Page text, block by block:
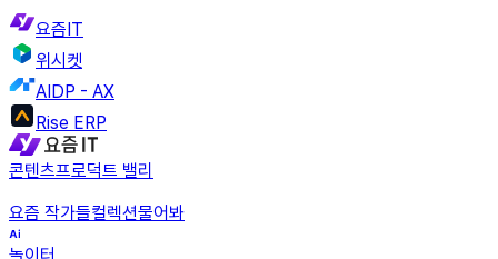
요즘IT
위시켓
AIDP - AX
Rise ERP
콘텐츠프로덕트 밸리
요즘 작가들컬렉션물어봐